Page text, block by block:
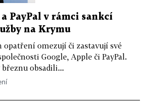
a PayPal v rámci sankcí
na Krymu
opatření omezují či zastavují své
Google, Apple či PayPal.
obsadili...